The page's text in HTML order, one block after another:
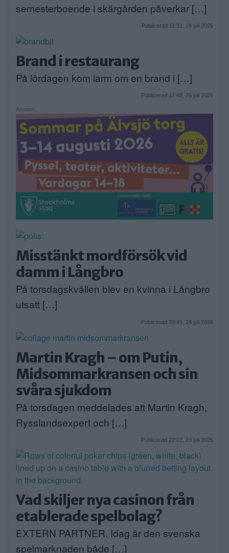
semesterboende i skärgården påverkar […]
Publicerad 11:31, 28 juli 2026
Brand i restaurang
På lördagen kom larm om en brand i […]
Publicerad 17:48, 25 juli 2026
Annons:
Misstänkt mordförsök vid
damm i Långbro
På torsdagskvällen blev en kvinna i Långbro
utsatt […]
Publicerad 20:45, 24 juli 2026
Martin Kragh – om Putin,
Midsommarkransen och sin
svåra sjukdom
På torsdagen meddelades att Martin Kragh,
Rysslandsexpert och […]
Publicerad 22:02, 23 juli 2026
Vad skiljer nya casinon från
etablerade spelbolag?
EXTERN PARTNER. Idag är den svenska
spelmarknaden både […]